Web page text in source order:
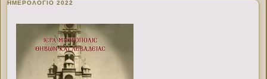
ΗΜΕΡΟΛΟΓΙΟ 2022